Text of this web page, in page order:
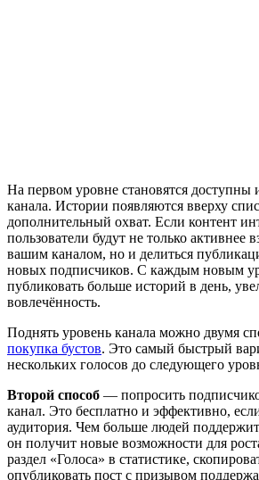
На первом уровне становятся доступны
канала. Истории появляются вверху
дополнительный охват. Если контент
пользователи будут не только активнее
вашим каналом, но и делиться
новых подписчиков. С каждым новым
публиковать больше историй в день,
вовлечённость.
Поднять уровень канала можно двумя
покупка бустов. Это самый быстрый
нескольких голосов до следующего
Второй способ — попросить
канал. Это бесплатно и эффективно,
аудитория. Чем больше людей
он получит новые возможности для
раздел «Голоса» в статистике,
опубликовать пост с призывом